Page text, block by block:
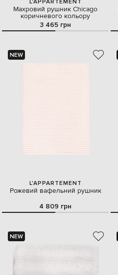
L'APPARTEMENT
Махровий рушник Chicago
коричневого кольору
3 465 грн
NEW
L'APPARTEMENT
Рожевий вафельний рушник
4 809 грн
NEW